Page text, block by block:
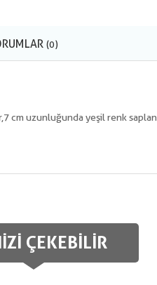
(0)
uzunluğunda yeşil renk
ÇEKEBILIR